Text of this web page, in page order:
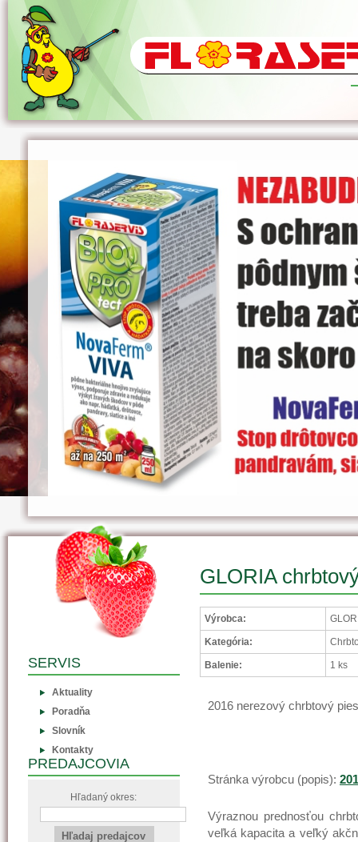
GLORIA
Výrobca:
Kategória:
Balenie: 1 ks
2016 nerezový chrbtový
Stránka výrobcu (popis):
Výraznou prednosťou
veľká kapacita a veľký
SERVIS
Aktuality
Poradňa
Slovník
Kontakty
PREDAJCOVIA
Hľadaný okres: